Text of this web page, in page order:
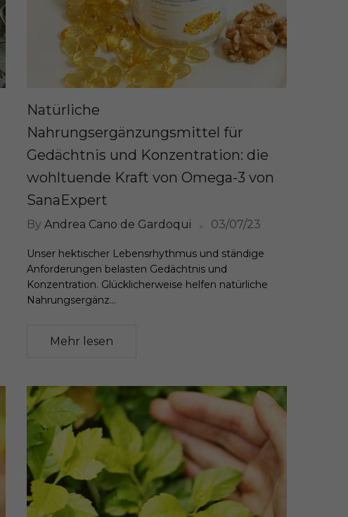
Natürliche
Nahrungsergänzungsmittel für
Gedächtnis und Konzentration: die
wohltuende Kraft von Omega-3 von
SanaExpert
By Andrea Cano de Gardoqui 03/07/23
Unser hektischer Lebensrhythmus und ständige
Anforderungen belasten Gedächtnis und
Konzentration. Glücklicherweise helfen natürliche
Nahrungsergänz...
Mehr lesen